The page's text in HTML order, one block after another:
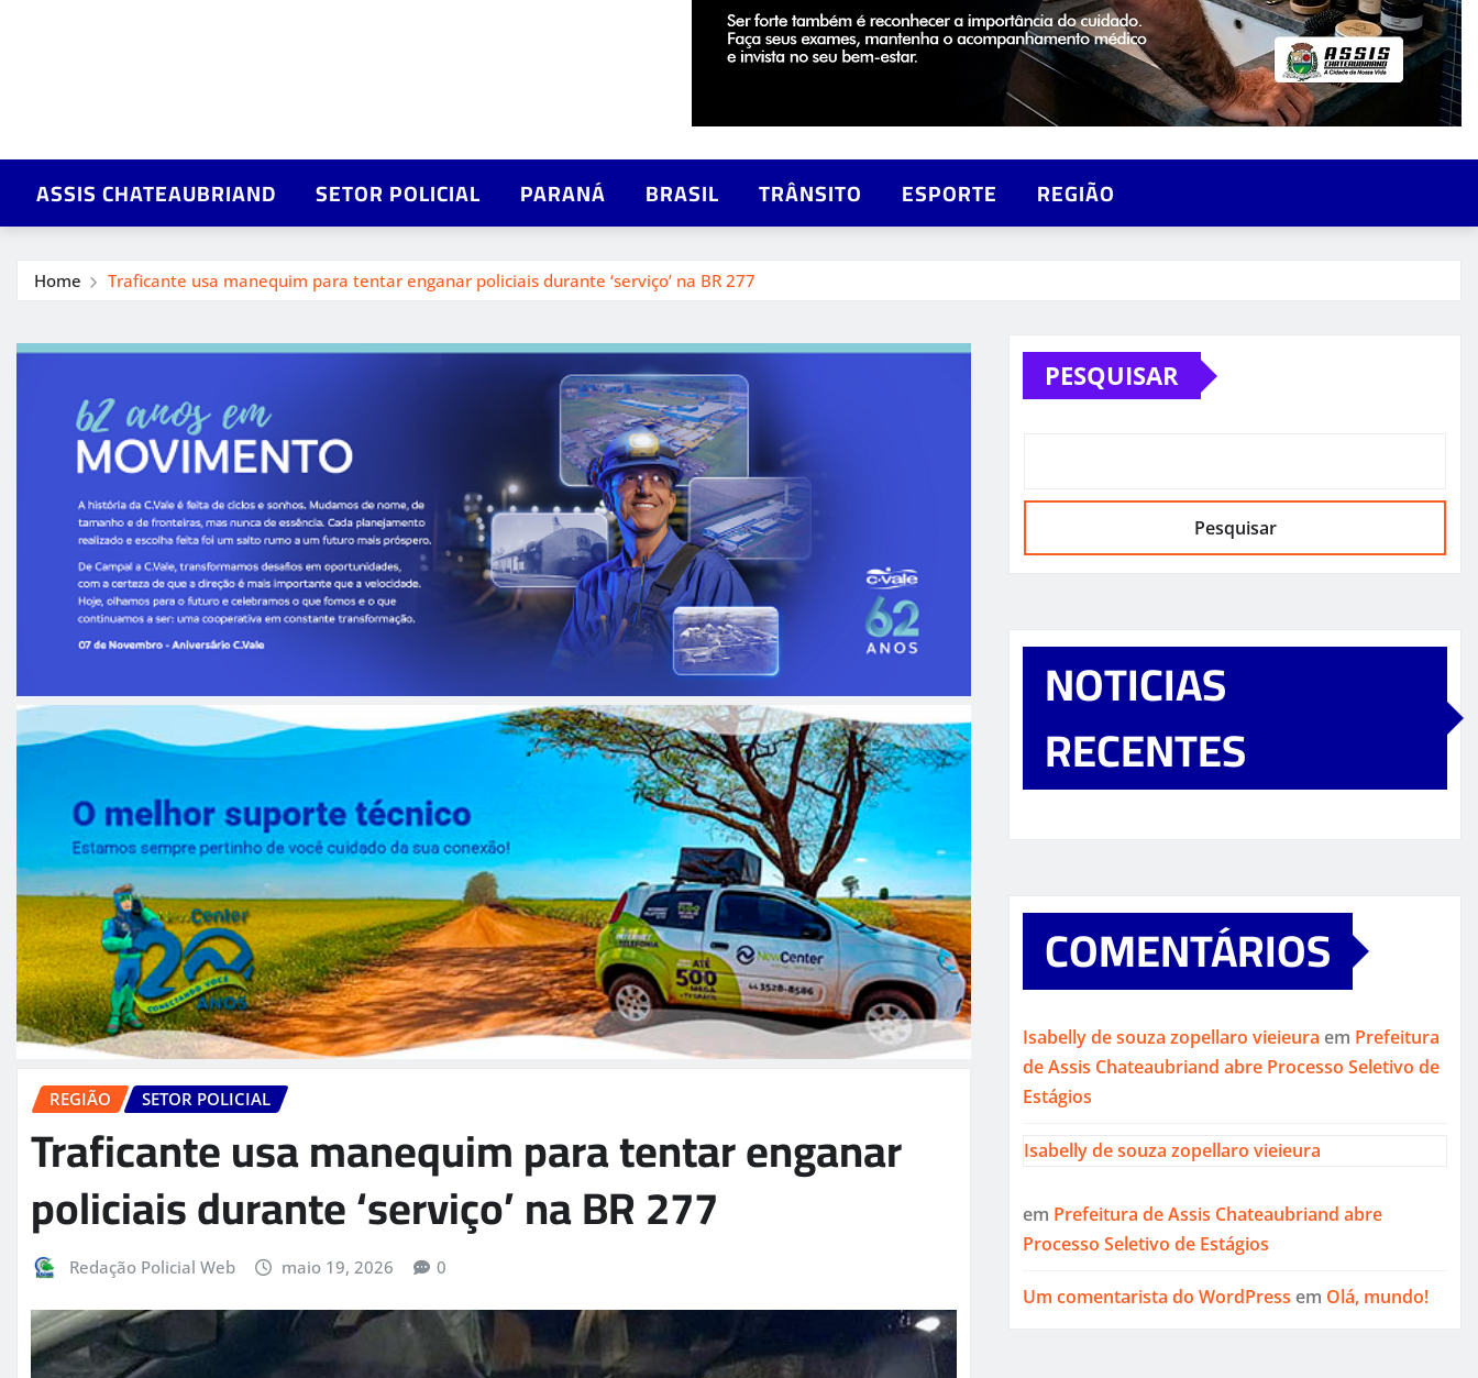
ASSIS CHATEAUBRIAND SETOR POLICIAL PARANÁ BRASIL TRÂNSITO ESPORTE REGIÃO
Home Traficante usa manequim para tentar enganar policiais durante ‘serviço’ na BR 277
REGIÃO SETOR POLICIAL
Traficante usa manequim para tentar enganar
policiais durante ‘serviço’ na BR 277
Redação Policial Web maio 19, 2026 0
PESQUISAR
Pesquisar
NOTICIAS
RECENTES
COMENTÁRIOS
Isabelly de souza zopellaro vieieura em Prefeitura
de Assis Chateaubriand abre Processo Seletivo de
Estágios
Isabelly de souza zopellaro vieieura
em Prefeitura de Assis Chateaubriand abre
Processo Seletivo de Estágios
Um comentarista do WordPress em Olá, mundo!